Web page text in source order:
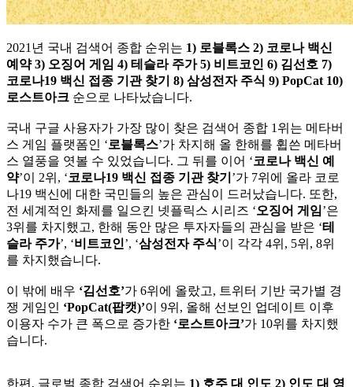
2021년 국내 검색어 종합 순위는 1) 로블록스 2) 코로나 백신
예약 3) 오징어 게임 4) 테슬라 주가 5) 비트코인 6) 김선호 7)
코로나19 백신 접종 기관 찾기 8) 삼성전자 주식 9) PopCat 10)
로스트아크 순으로 나타났습니다.
국내 구글 사용자가 가장 많이 찾은 검색어 종합 1위는 메타버
스 게임 플랫폼인 ‘로블록스’가 차지해 올 한해를 휩쓴 메타버
스 열풍을 엿볼 수 있었습니다. 그 뒤를 이어 ‘코로나 백신 예
약’이 2위, ‘코로나19 백신 접종 기관 찾기 ’가 7위에 올라 코로
나19 백신에 대한 국민들의 높은 관심이 드러났습니다. 또한,
전 세계적인 화제를 일으킨 넷플릭스 시리즈 ‘오징어 게임’은
3위를 차지했고, 한해 동안 많은 투자자들의 관심을 받은 ‘테
슬라 주가’, ‘비트코인’, ‘삼성전자 주식’이 각각 4위, 5위, 8위
를 차지했습니다.
이 밖에 배우 ‘김선호’가 6위에 올랐고, 트위터 기반 국가별 경
쟁 게임인 ‘PopCat(팝캣)’이 9위, 올해 선보인 업데이트 이후
이용자 수가 큰 폭으로 증가한 ‘로스트아크’가 10위를 차지했
습니다.
한편, 글로벌 종합 검색어 순위는 1) 호주 대 인도 2) 인도 대 영